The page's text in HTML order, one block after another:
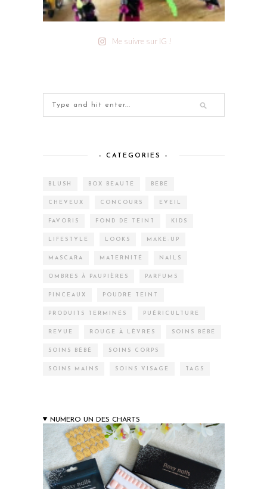
Me suivre sur IG !
– CATEGORIES –
BLUSH BOX BEAUTÉ BÉBÉ
CHEVEUX CONCOURS EVEIL
FAVORIS FOND DE TEINT KIDS
LIFESTYLE LOOKS MAKE-UP
MASCARA MATERNITÉ NAILS
OMBRES À PAUPIÈRES PARFUMS
PINCEAUX POUDRE TEINT
PRODUITS TERMINÉS PUÉRICULTURE
REVUE ROUGE À LÈVRES SOINS BÉBÉ
SOINS BÉBÉ SOINS CORPS
SOINS MAINS SOINS VISAGE TAGS
NUMERO UN DES CHARTS